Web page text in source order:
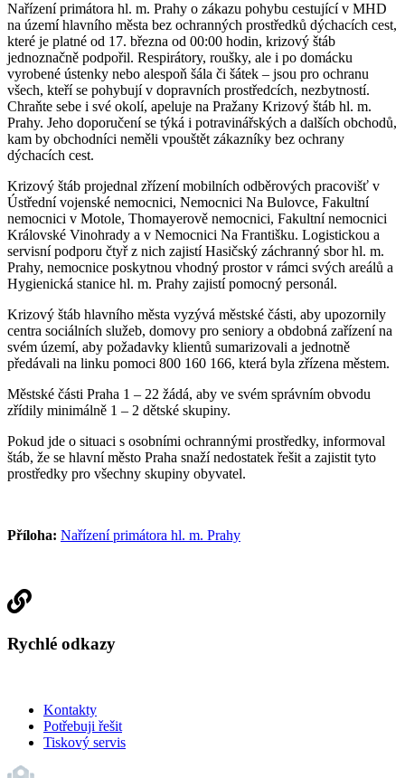
Nařízení primátora hl. m. Prahy o zákazu pohybu cestující v MHD
na území hlavního města bez ochranných prostředků dýchacích cest,
které je platné od 17. března od 00:00 hodin, krizový štáb
jednoznačně podpořil. Respirátory, roušky, ale i po domácku
vyrobené ústenky nebo alespoň šála či šátek – jsou pro ochranu
všech, kteří se pohybují v dopravních prostředcích, nezbytností.
Chraňte sebe i své okolí, apeluje na Pražany Krizový štáb hl. m.
Prahy. Jeho doporučení se týká i potravinářských a dalších obchodů,
kam by obchodníci neměli vpouštět zákazníky bez ochrany
dýchacích cest.
Krizový štáb projednal zřízení mobilních odběrových pracovišť v
Ústřední vojenské nemocnici, Nemocnici Na Bulovce, Fakultní
nemocnici v Motole, Thomayerově nemocnici, Fakultní nemocnici
Královské Vinohrady a v Nemocnici Na Františku. Logistickou a
servisní podporu čtyř z nich zajistí Hasičský záchranný sbor hl. m.
Prahy, nemocnice poskytnou vhodný prostor v rámci svých areálů a
Hygienická stanice hl. m. Prahy zajistí pomocný personál.
Krizový štáb hlavního města vyzývá městské části, aby upozornily
centra sociálních služeb, domovy pro seniory a obdobná zařízení na
svém území, aby požadavky klientů sumarizovali a jednotně
předávali na linku pomoci 800 160 166, která byla zřízena městem.
Městské části Praha 1 – 22 žádá, aby ve svém správním obvodu
zřídily minimálně 1 – 2 dětské skupiny.
Pokud jde o situaci s osobními ochrannými prostředky, informoval
štáb, že se hlavní město Praha snaží nedostatek řešit a zajistit tyto
prostředky pro všechny skupiny obyvatel.
Příloha: Nařízení primátora hl. m. Prahy
Rychlé odkazy
Kontakty
Potřebuji řešit
Tiskový servis